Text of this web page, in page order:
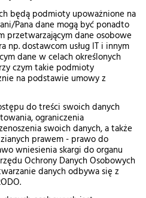
będą podmioty upoważnione na
Pana dane mogą być ponadto
przetwarzającym dane osobowe
np. dostawcom usług IT i innym
dane w celach określonych
czym takie podmioty
na podstawie umowy z
do treści swoich danych
ograniczenia
swoich danych, a także
prawem - prawo do
wniesienia skargi do organu
Ochrony Danych Osobowych
danych odbywa się z